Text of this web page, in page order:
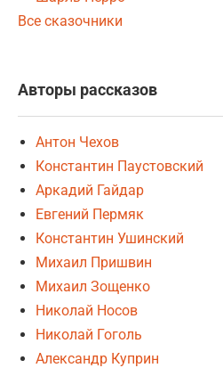
Все сказочники
Авторы рассказов
Антон Чехов
Константин Паустовский
Аркадий Гайдар
Евгений Пермяк
Константин Ушинский
Михаил Пришвин
Михаил Зощенко
Николай Носов
Николай Гоголь
Александр Куприн